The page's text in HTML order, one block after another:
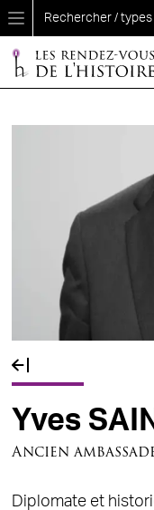
Aller au contenu principal
Fil d'Ariane
Yves
Ancien
Diplomate et